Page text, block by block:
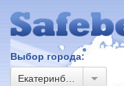
Выбор города: